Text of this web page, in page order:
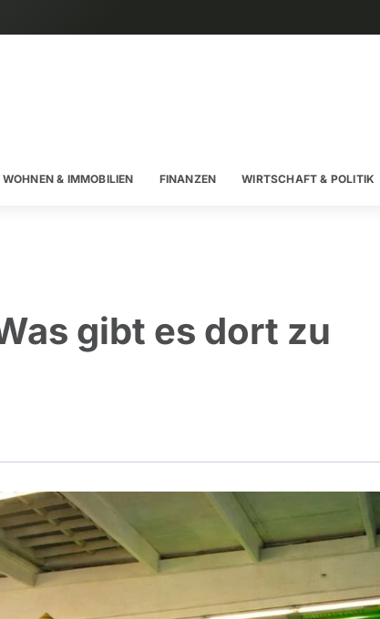
WOHNEN & IMMOBILIEN FINANZEN WIRTSCHAFT & POLITIK
gibt es dort zu